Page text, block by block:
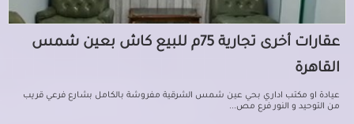
عقارات أخرى تجارية 75م للبيع كاش بعين شمس
القاهرة
عيادة او مكتب اداري بحي عين شمس الشرقية مفروشة بالكامل بشارع فرعي قريب
من التوحيد و النور فرع مص...